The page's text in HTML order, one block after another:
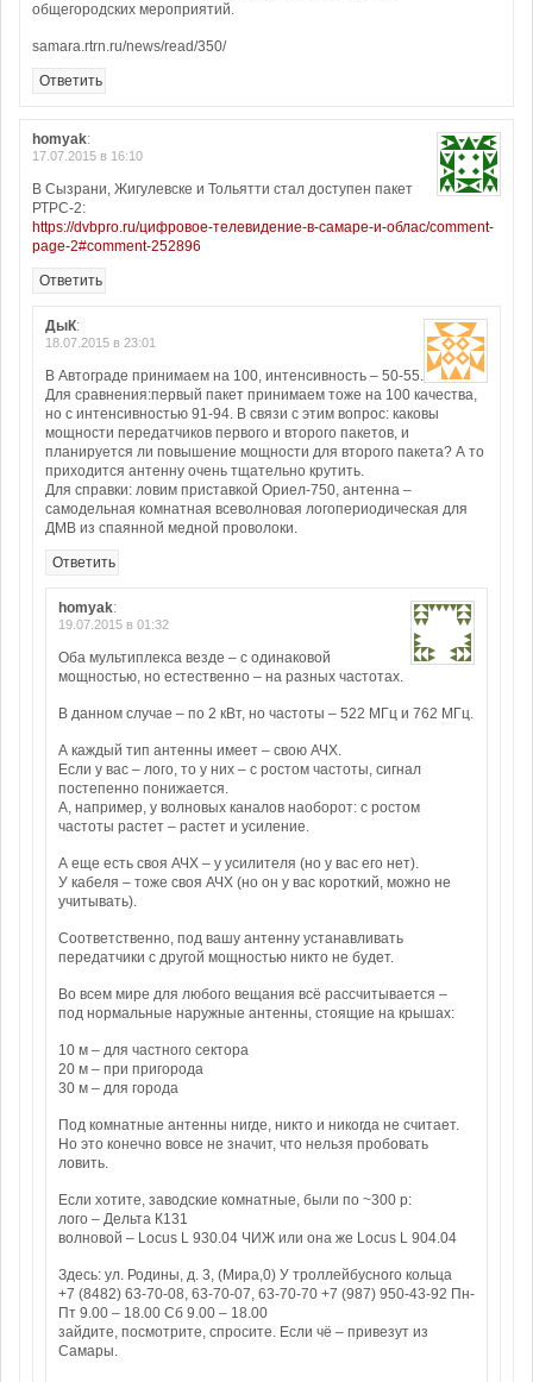
общегородских мероприятий.
samara.rtrn.ru/news/read/350/
Ответить
homyak:
17.07.2015 в 16:10
В Сызрани, Жигулевске и Тольятти стал доступен пакет
РТРС-2:
https://dvbpro.ru/цифровое-телевидение-в-самаре-и-облас/comment-
page-2#comment-252896
Ответить
ДыК:
18.07.2015 в 23:01
В Автограде принимаем на 100, интенсивность – 50-55.
Для сравнения:первый пакет принимаем тоже на 100 качества,
но с интенсивностью 91-94. В связи с этим вопрос: каковы
мощности передатчиков первого и второго пакетов, и
планируется ли повышение мощности для второго пакета? А то
приходится антенну очень тщательно крутить.
Для справки: ловим приставкой Ориел-750, антенна –
самодельная комнатная всеволновая логопериодическая для
ДМВ из спаянной медной проволоки.
Ответить
homyak:
19.07.2015 в 01:32
Оба мультиплекса везде – с одинаковой
мощностью, но естественно – на разных частотах.
В данном случае – по 2 кВт, но частоты – 522 МГц и 762 МГц.
А каждый тип антенны имеет – свою АЧХ.
Если у вас – лого, то у них – с ростом частоты, сигнал
постепенно понижается.
А, например, у волновых каналов наоборот: с ростом
частоты растет – растет и усиление.
А еще есть своя АЧХ – у усилителя (но у вас его нет).
У кабеля – тоже своя АЧХ (но он у вас короткий, можно не
учитывать).
Соответственно, под вашу антенну устанавливать
передатчики с другой мощностью никто не будет.
Во всем мире для любого вещания всё рассчитывается –
под нормальные наружные антенны, стоящие на крышах:
10 м – для частного сектора
20 м – при пригорода
30 м – для города
Под комнатные антенны нигде, никто и никогда не считает.
Но это конечно вовсе не значит, что нельзя пробовать
ловить.
Если хотите, заводские комнатные, были по ~300 р:
лого – Дельта К131
волновой – Locus L 930.04 ЧИЖ или она же Locus L 904.04
Здесь: ул. Родины, д. 3, (Мира,0) У троллейбусного кольца
+7 (8482) 63-70-08, 63-70-07, 63-70-70 +7 (987) 950-43-92 Пн-
Пт 9.00 – 18.00 Сб 9.00 – 18.00
зайдите, посмотрите, спросите. Если чё – привезут из
Самары.